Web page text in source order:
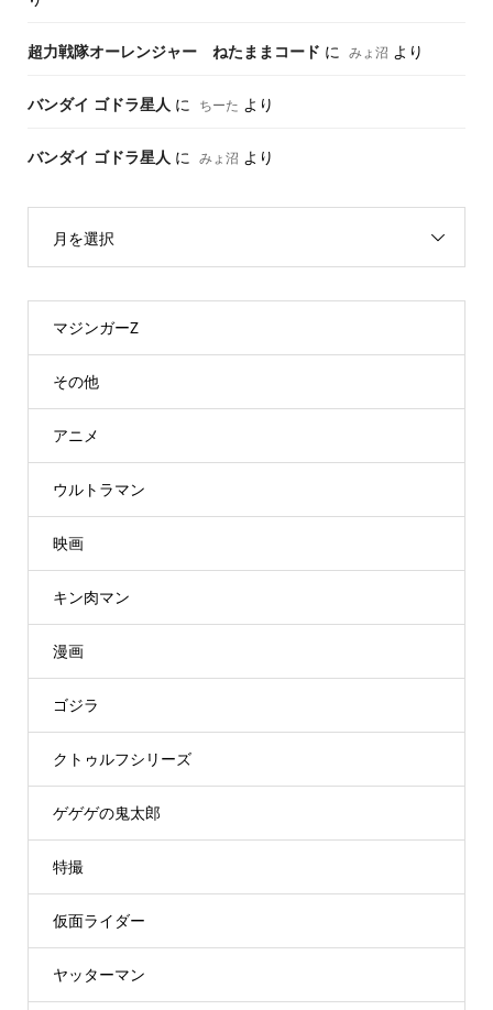
超力戦隊オーレンジャー ねたままコード に みょ沼 より
バンダイ ゴドラ星人 に ちーた より
バンダイ ゴドラ星人 に みょ沼 より
月を選択
マジンガーZ
その他
アニメ
ウルトラマン
映画
キン肉マン
漫画
ゴジラ
クトゥルフシリーズ
ゲゲゲの鬼太郎
特撮
仮面ライダー
ヤッターマン